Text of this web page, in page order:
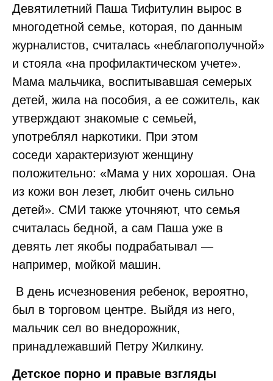
Девятилетний Паша Тифитулин вырос в
многодетной семье, которая, по данным
журналистов, считалась «неблагополучной»
и стояла «на профилактическом учете».
Мама мальчика, воспитывавшая семерых
детей, жила на пособия, а ее сожитель, как
утверждают знакомые с семьей,
употреблял наркотики. При этом
соседи характеризуют женщину
положительно: «Мама у них хорошая. Она
из кожи вон лезет, любит очень сильно
детей». СМИ также уточняют, что семья
считалась бедной, а сам Паша уже в
девять лет якобы подрабатывал —
например, мойкой машин.
В день исчезновения ребенок, вероятно,
был в торговом центре. Выйдя из него,
мальчик сел во внедорожник,
принадлежавший Петру Жилкину.
Детское порно и правые взгляды